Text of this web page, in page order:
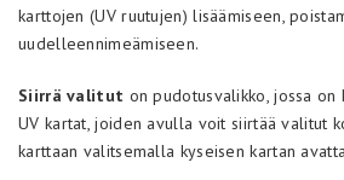
karttojen (UV ruutujen) lisäämiseen,
uudelleennimeämiseen.
Siirrä valitut on pudotusvalikko, jossa
UV kartat, joiden avulla voit siirtää valitut
karttaan valitsemalla kyseisen kartan